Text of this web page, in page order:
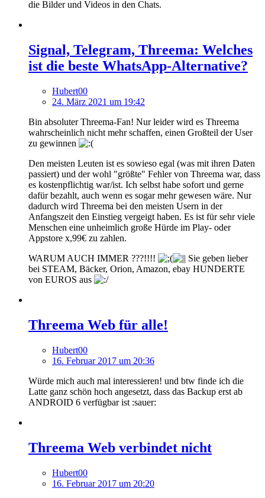
die Bilder und Videos in den Chats.
Signal, Telegram, Threema: Welches
ist die beste WhatsApp-Alternative?
Hubert00
24. März 2021 um 19:42
Bin absoluter Threema-Fan! Nur leider wird es Threema
wahrscheinlich nicht mehr schaffen, einen Großteil der User
zu gewinnen
Den meisten Leuten ist es sowieso egal (was mit ihren Daten
passiert) und der wohl "größte" Fehler von Threema war, dass
es kostenpflichtig war/ist. Ich selbst habe sofort und gerne
dafür bezahlt, auch wenn es sogar mehr gewesen wäre. Nur
dadurch wird Threema bei den meisten Usern in der
Anfangszeit den Einstieg vergeigt haben. Es ist für sehr viele
Menschen eine unheimlich große Hürde im Play- oder
Appstore x,99€ zu zahlen.
WARUM AUCH IMMER ???!!!!
Sie geben lieber
bei STEAM, Bäcker, Orion, Amazon, ebay HUNDERTE
von EUROS aus
Threema Web für alle!
Hubert00
16. Februar 2017 um 20:36
Würde mich auch mal interessieren! und btw finde ich die
Latte ganz schön hoch angesetzt, dass das Backup erst ab
ANDROID 6 verfügbar ist :sauer:
Threema Web verbindet nicht
Hubert00
16. Februar 2017 um 20:20